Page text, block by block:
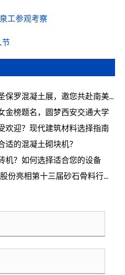
工参观考察
保罗混凝土展，邀您共赴南美
金榜题名，圆梦西安交通大学
欢迎？现代建筑材料选择指南
的混凝土砌块机？
机？如何选择适合您的设备
份亮相第十三届砂石骨料行业